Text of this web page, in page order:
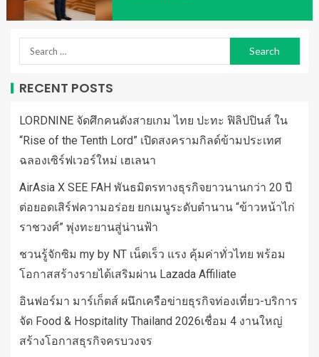
RECENT POSTS
LORDNINE จัดศึกคนดังสายเกม ไทย ปะทะ ฟิลิปปินส์ ใน
“Rise of the Tenth Lord” เปิดสงครามกิลด์ข้ามประเทศ
ฉลองเซิร์ฟเวอร์ใหม่ เฮเลนา
AirAsia X SEE FAH พันธมิตรทางธุรกิจยาวนานกว่า 20 ปี
ต่อยอดเสิร์ฟความอร่อย ยกเมนูระดับตำนาน “ข้าวหน้าไก่
ราชวงศ์” พุ่งทะยานสู่น่านฟ้า
ชวนรู้จักซิม my by NT เน็ตเร็ว แรง คุ้มค่าทั่วไทย พร้อม
โอกาสสร้างรายได้เสริมผ่าน Lazada Affiliate
อินฟอร์มา มาร์เก็ตส์ ผนึกเครือข่ายธุรกิจท่องเที่ยว-บริการ
จัด Food & Hospitality Thailand 2026เชื่อม 4 งานใหญ่
สร้างโอกาสธุรกิจครบวงจร